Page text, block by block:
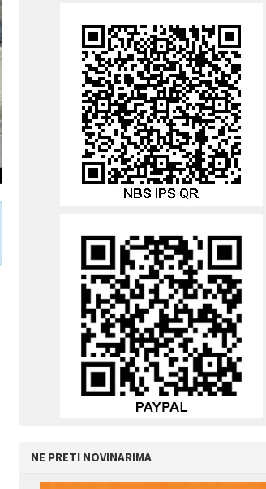
NE PRETI NOVINARIMA